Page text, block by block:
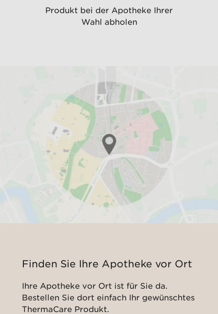
Produkt bei der Apotheke Ihrer
Wahl abholen
Finden Sie Ihre Apotheke vor Ort
Ihre Apotheke vor Ort ist für Sie da.
Bestellen Sie dort einfach Ihr gewünschtes
ThermaCare Produkt.